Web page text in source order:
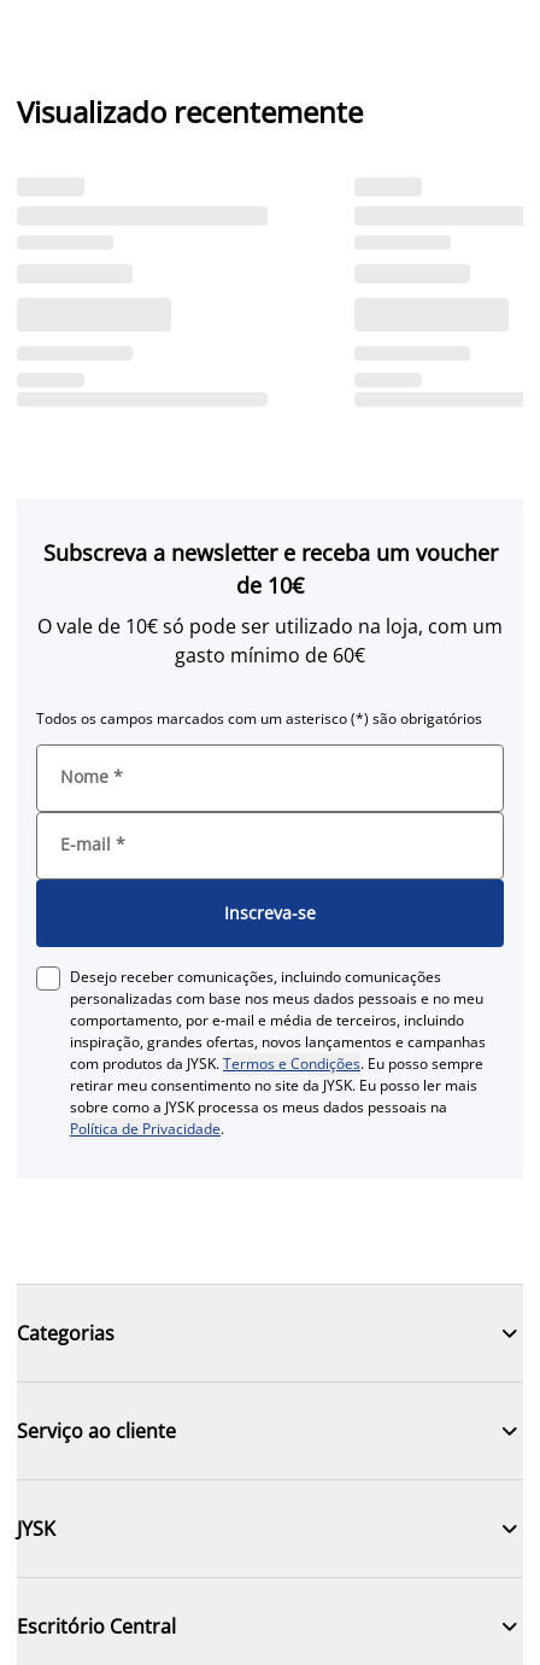
Visualizado recentemente
Subscreva a newsletter e receba um voucher
de 10€
O vale de 10€ só pode ser utilizado na loja, com um
gasto mínimo de 60€
Todos os campos marcados com um asterisco (*) são obrigatórios
Nome *
E-mail *
Inscreva-se
Desejo receber comunicações, incluindo comunicações
personalizadas com base nos meus dados pessoais e no meu
comportamento, por e-mail e média de terceiros, incluindo
inspiração, grandes ofertas, novos lançamentos e campanhas
com produtos da JYSK.Termos e Condições. Eu posso sempre
retirar meu consentimento no site da JYSK. Eu posso ler mais
sobre como a JYSK processa os meus dados pessoais na
Política de Privacidade.
Categorias 
Serviço ao cliente 
JYSK 
Escritório Central 